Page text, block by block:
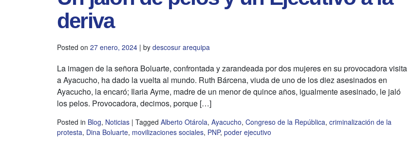
deriva
Posted on 27 enero, 2024 | by descosur arequipa
La imagen de la señora Boluarte, confrontada y zarandeada por dos mujeres en su provocadora visita
a Ayacucho, ha dado la vuelta al mundo. Ruth Bárcena, viuda de uno de los diez asesinados en
Ayacucho, la encaró; Ilaria Ayme, madre de un menor de quince años, igualmente asesinado, le jaló
los pelos. Provocadora, decimos, porque […]
Posted in Blog, Noticias | Tagged Alberto Otárola, Ayacucho, Congreso de la República, criminalización de la
protesta, Dina Boluarte, movilizaciones sociales, PNP, poder ejecutivo